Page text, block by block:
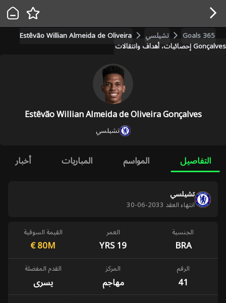
Goals 365 تشيلسي Estêvão Willian Almeida de Oliveira
Gonçalves إحصائيات، أهداف وانتقالات
Estêvão Willian Almeida de Oliveira Gonçalves
تشيلسي
التفاصيل المواسم المباريات أخبار
تشيلسي
انتهاء العقد 2033-06-30
الجنسية
BRA
العمر
19 YRS
القيمة السوقية
80M
€
الرقم
41
المركز
مهاجم
القدم المفضلة
يسرى